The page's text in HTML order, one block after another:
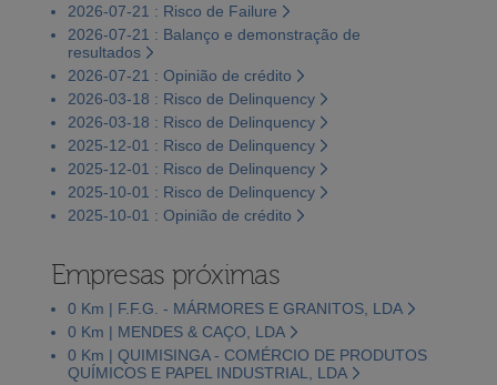
2026-07-21 : Risco de Failure
2026-07-21 : Balanço e demonstração de
resultados
2026-07-21 : Opinião de crédito
2026-03-18 : Risco de Delinquency
2026-03-18 : Risco de Delinquency
2025-12-01 : Risco de Delinquency
2025-12-01 : Risco de Delinquency
2025-10-01 : Risco de Delinquency
2025-10-01 : Opinião de crédito
Empresas próximas
0 Km | F.F.G. - MÁRMORES E GRANITOS, LDA
0 Km | MENDES & CAÇO, LDA
0 Km | QUIMISINGA - COMÉRCIO DE PRODUTOS
QUÍMICOS E PAPEL INDUSTRIAL, LDA